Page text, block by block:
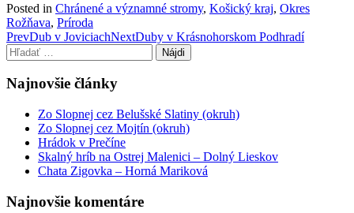
Posted in Chránené a významné stromy, Košický kraj, Okres
Rožňava, Príroda
Post
navigation
PrevDub v JoviciachNextDuby v Krásnohorskom Podhradí
Hľadať:
Najnovšie články
Zo Slopnej cez Belušské Slatiny (okruh)
Zo Slopnej cez Mojtín (okruh)
Hrádok v Prečíne
Skalný hríb na Ostrej Malenici – Dolný Lieskov
Chata Zigovka – Horná Mariková
Najnovšie komentáre